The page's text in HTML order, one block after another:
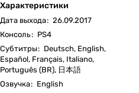
Характеристики
Дата выхода: 26.09.2017
Консоль: PS4
Субтитры: Deutsch, English,
Español, Français, Italiano,
Português (BR), 日本語
Озвучка: English